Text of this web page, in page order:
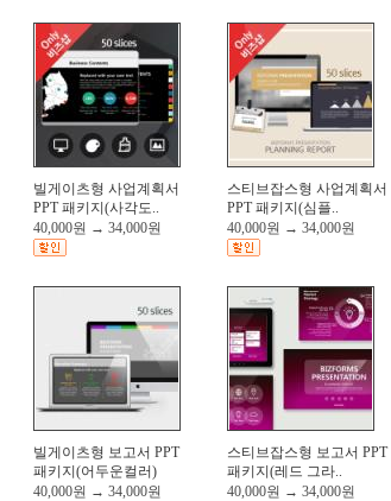
빌게이츠형 사업계획서
PPT 패키지(사각도..
40,000원 → 34,000원
스티브잡스형 사업계획서
PPT 패키지(심플..
40,000원 → 34,000원
빌게이츠형 보고서 PPT
패키지(어두운컬러)
40,000원 → 34,000원
스티브잡스형 보고서 PPT
패키지(레드 그라..
40,000원 → 34,000원